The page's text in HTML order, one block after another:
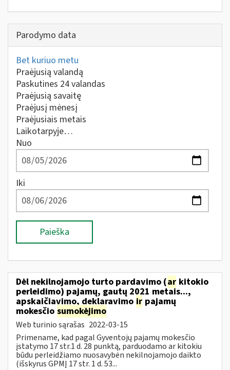
Parodymo data
Bet kuriuo metu
Praėjusią valandą
Paskutines 24 valandas
Praėjusią savaitę
Praėjusį mėnesį
Praėjusiais metais
Laikotarpyje…
Nuo
Iki
Paieška
Dėl nekilnojamojo turto pardavimo (ar kitokio
perleidimo) pajamų, gautų 2021 metais...,
apskaičiavimo, deklaravimo ir pajamų
mokesčio sumokėjimo
Web turinio sąrašas 2022-03-15
Primename, kad pagal Gyventojų pajamų mokesčio
įstatymo 17 str.1 d. 28 punktą, parduodamo ar kitokiu
būdu perleidžiamo nuosavybėn nekilnojamojo daikto
(išskyrus GPMĮ 17 str. 1 d. 53...